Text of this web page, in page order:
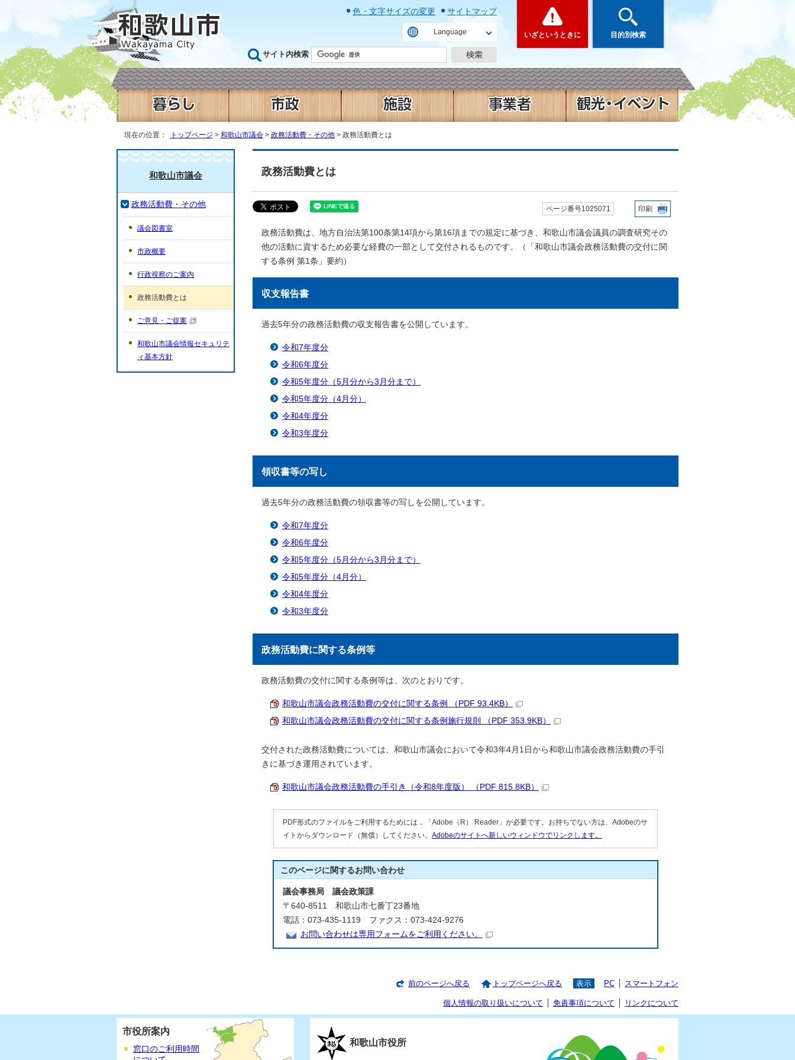
色・文字サイズの変更 サイトマップ
Language
サイト内検索
いざというときに 目的別検索
現在の位置： トップページ > 和歌山市議会> 政務活動費・その他> 政務活動費とは
政務活動費とは
ページ番号1025071 印刷
政務活動費は、地方自治法第100条第14項から第16項までの規定に基づき、和歌山市議会議員の調査研究その
他の活動に資するため必要な経費の一部として交付されるものです。（「和歌山市議会政務活動費の交付に関
する条例 第1条」要約）
収支報告書
過去5年分の政務活動費の収支報告書を公開しています。
令和7年度分
令和6年度分
令和5年度分（5月分から3月分まで）
令和5年度分（4月分）
令和4年度分
令和3年度分
領収書等の写し
過去5年分の政務活動費の領収書等の写しを公開しています。
令和7年度分
令和6年度分
令和5年度分（5月分から3月分まで）
令和5年度分（4月分）
令和4年度分
令和3年度分
政務活動費に関する条例等
政務活動費の交付に関する条例等は、次のとおりです。
和歌山市議会政務活動費の交付に関する条例 （PDF 93.4KB）
和歌山市議会政務活動費の交付に関する条例施行規則 （PDF 353.9KB）
交付された政務活動費については、和歌山市議会において令和3年4月1日から和歌山市議会政務活動費の手引
きに基づき運用されています。
和歌山市議会政務活動費の手引き（令和8年度版） （PDF 815.8KB）
PDF形式のファイルをご利用するためには，「Adobe（R） Reader」が必要です。お持ちでない方は、Adobeのサ
イトからダウンロード（無償）してください。 Adobeのサイトへ新しいウィンドウでリンクします。
このページに関するお問い合わせ
議会事務局 議会政策課
〒640-8511 和歌山市七番丁23番地
電話：073-435-1119 ファクス：073-424-9276
お問い合わせは専用フォームをご利用ください。
和歌山市議会
政務活動費・その他
議会図書室
市政概要
行政視察のご案内
政務活動費とは
ご意見・ご提案
和歌山市議会情報セキュリテ
ィ基本方針
前のページへ戻る トップページへ戻る 表示 PC スマートフォン
個人情報の取り扱いについて 免責事項について リンクについて
市役所案内
窓口のご利用時間
和歌山市役所